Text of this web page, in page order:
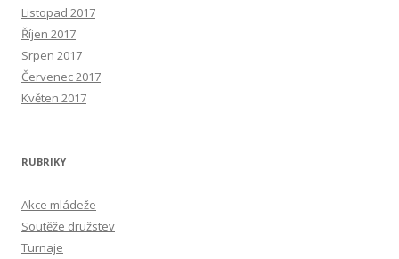
Listopad 2017
Říjen 2017
Srpen 2017
Červenec 2017
Květen 2017
RUBRIKY
Akce mládeže
Soutěže družstev
Turnaje